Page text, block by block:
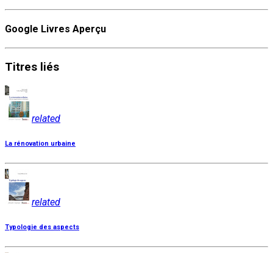
Google Livres Aperçu
Titres liés
related
La rénovation urbaine
related
Typologie des aspects